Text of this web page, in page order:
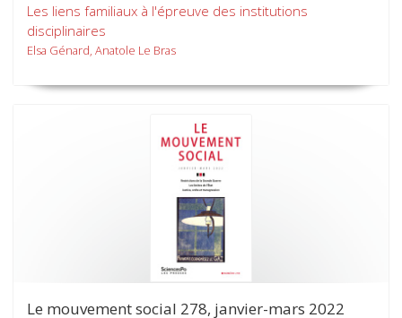
Les liens familiaux à l'épreuve des institutions
disciplinaires
Elsa Génard, Anatole Le Bras
Le mouvement social 278, janvier-mars 2022